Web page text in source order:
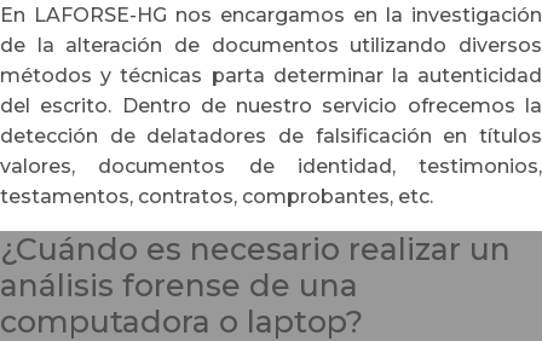
En LAFORSE-HG nos encargamos en la investigación
de la alteración de documentos utilizando diversos
métodos y técnicas parta determinar la autenticidad
del escrito. Dentro de nuestro servicio ofrecemos la
detección de delatadores de falsificación en títulos
valores, documentos de identidad, testimonios,
testamentos, contratos, comprobantes, etc.
¿Cuándo es necesario realizar un
análisis forense de una
computadora o laptop?